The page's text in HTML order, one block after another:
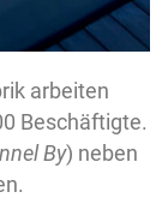
arbeiten
Beschäftigte.
By) neben